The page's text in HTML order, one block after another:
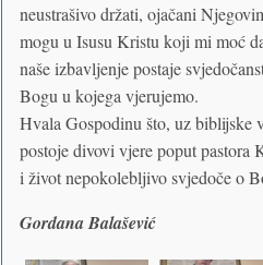
neustrašivo držati, ojačani
mogu u Isusu Kristu koji mi moć
naše izbavljenje postaje
Bogu u kojega vjerujemo.
Hvala Gospodinu što, uz biblijske
postoje divovi vjere poput pastora
i život nepokolebljivo svjedoče o
Gordana Balašević